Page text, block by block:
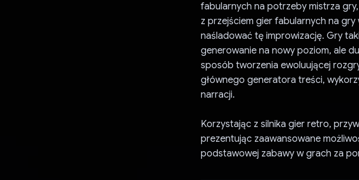
fabularnych na potrzeby mistrza
z przejściem gier fabularnych na
naśladować tę improwizację. Gry
generowanie na nowy poziom, ale
sposób tworzenia ewoluującej
głównego generatora treści,
narracji.
Korzystając z silnika gier retro,
prezentując zaawansowane
podstawowej zabawy w grach za